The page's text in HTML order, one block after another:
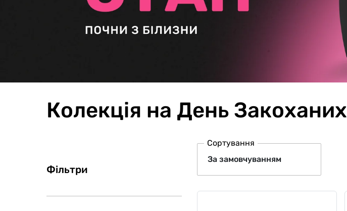
Колекція на День Закоханих
Фільтри
Сортування